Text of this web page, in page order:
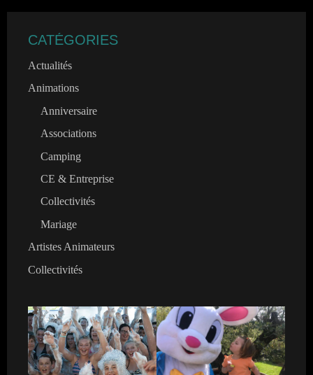
CATÉGORIES
Actualités
Animations
Anniversaire
Associations
Camping
CE & Entreprise
Collectivités
Mariage
Artistes Animateurs
Collectivités